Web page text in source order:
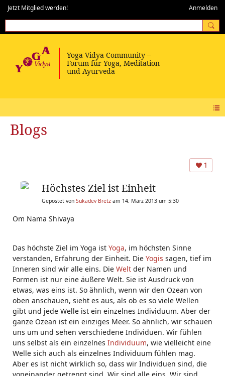
Jetzt Mitglied werden! Anmelden
Blogs
1
Höchstes Ziel ist Einheit
Gepostet von Sukadev Bretz am 14. März 2013 um 5:30
Om Nama Shivaya
Das höchste Ziel im Yoga ist Yoga, im höchsten Sinne
verstanden, Erfahrung der Einheit. Die Yogis sagen, tief im
Inneren sind wir alle eins. Die Welt der Namen und
Formen ist nur eine äußere Welt. Sie ist Ausdruck von
etwas, was eins ist. So ähnlich, wenn wir den Ozean von
oben anschauen, sieht es aus, als ob es so viele Wellen
gibt und jede Welle ist ein einzelnes Individuum. Aber der
ganze Ozean ist ein einziges Meer. So ähnlich, wir schauen
uns um und sehen verschiedene Individuen. Wir fühlen
uns selbst als ein einzelnes Individuum, wie vielleicht eine
Welle sich auch als einzelnes Individuum fühlen mag.
Aber es ist nicht wirklich so, dass wir Individuen sind, die
voneinander getrennt sind. Wir sind alle eins. Wir sind